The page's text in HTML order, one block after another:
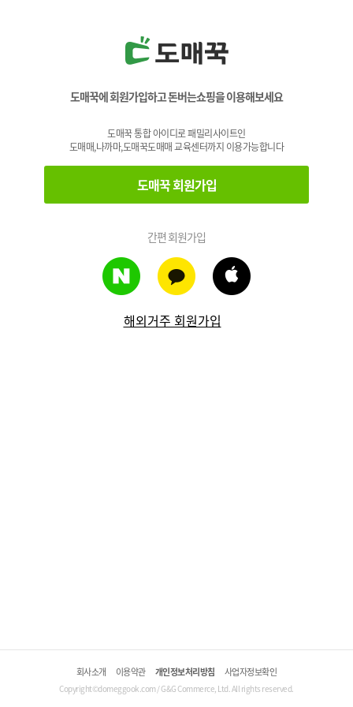
도매꾹에 회원가입하고 돈버는쇼핑을 이용해보세요
도매꾹 통합 아이디로 패밀리사이트인
도매매,나까마,도매꾹도매매 교육센터까지 이용가능합니다
도매꾹 회원가입
간편 회원가입
해외거주 회원가입
회사소개 이용약관 개인정보처리방침 사업자정보확인
Copyright©domeggook.com / G&G Commerce, Ltd. All rights reserved.